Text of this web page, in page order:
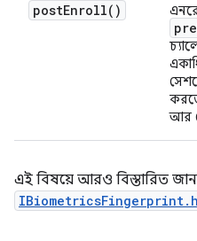
postEnroll( )
pre
আর
এই বিষয়ে আরও বিস্তারিত